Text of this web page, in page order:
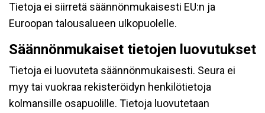
Tietoja ei siirretä säännönmukaisesti EU:n ja
Euroopan talousalueen ulkopuolelle.
Säännönmukaiset tietojen luovutukset
Tietoja ei luovuteta säännönmukaisesti. Seura ei
myy tai vuokraa rekisteröidyn henkilötietoja
kolmansille osapuolille. Tietoja luovutetaan